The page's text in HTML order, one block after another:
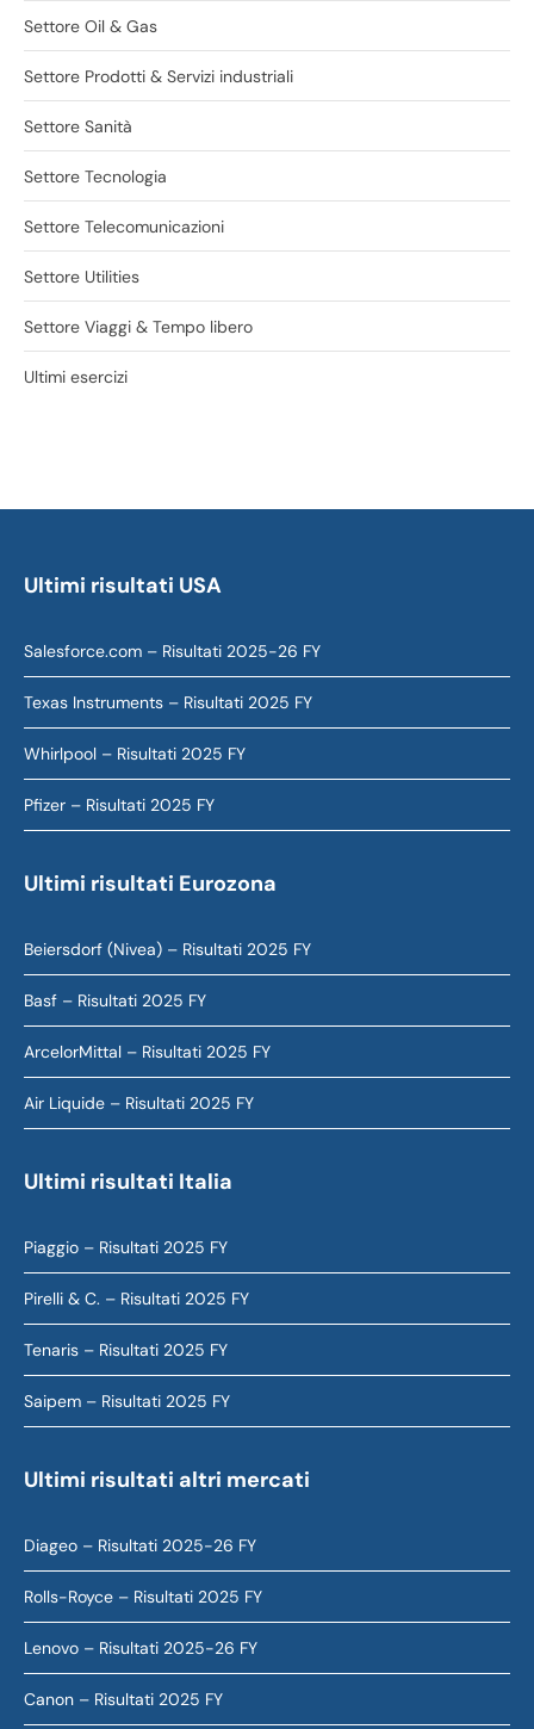
Settore Oil & Gas
Settore Prodotti & Servizi industriali
Settore Sanità
Settore Tecnologia
Settore Telecomunicazioni
Settore Utilities
Settore Viaggi & Tempo libero
Ultimi esercizi
Ultimi risultati USA
Salesforce.com – Risultati 2025-26 FY
Texas Instruments – Risultati 2025 FY
Whirlpool – Risultati 2025 FY
Pfizer – Risultati 2025 FY
Ultimi risultati Eurozona
Beiersdorf (Nivea) – Risultati 2025 FY
Basf – Risultati 2025 FY
ArcelorMittal – Risultati 2025 FY
Air Liquide – Risultati 2025 FY
Ultimi risultati Italia
Piaggio – Risultati 2025 FY
Pirelli & C. – Risultati 2025 FY
Tenaris – Risultati 2025 FY
Saipem – Risultati 2025 FY
Ultimi risultati altri mercati
Diageo – Risultati 2025-26 FY
Rolls-Royce – Risultati 2025 FY
Lenovo – Risultati 2025-26 FY
Canon – Risultati 2025 FY